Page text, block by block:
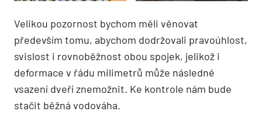
Velikou pozornost bychom měli věnovat
především tomu, abychom dodržovali pravoúhlost,
svislost i rovnoběžnost obou spojek, jelikož i
deformace v řádu milimetrů může následné
vsazení dveří znemožnit. Ke kontrole nám bude
stačit běžná vodováha.